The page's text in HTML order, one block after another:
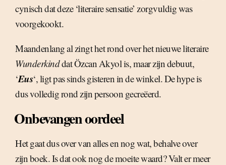
cynisch dat deze ‘literaire sensatie’ zorgvuldig was
voorgekookt.
Maandenlang al zingt het rond over het nieuwe literaire
Wunderkinddat Özcan Akyol is, maar zijn debuut,
‘Eus‘, ligt pas sinds gisteren in de winkel. De hype is
dus volledig rond zijn persoon gecreëerd.
Onbevangen oordeel
Het gaat dus over van alles en nog wat, behalve over
zijn boek. Is dat ook nog de moeite waard? Valt er meer